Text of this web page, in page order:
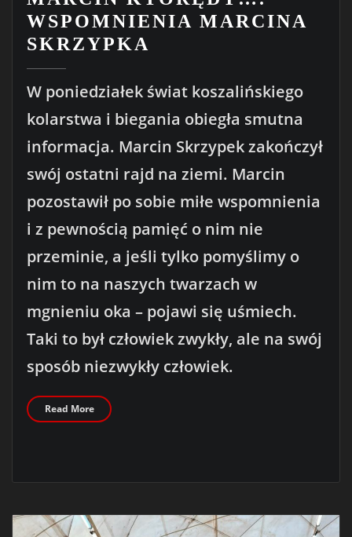
WSPOMNIENIA MARCINA
SKRZYPKA
W poniedziałek świat koszalińskiego
kolarstwa i biegania obiegła smutna
informacja. Marcin Skrzypek zakończył
swój ostatni rajd na ziemi. Marcin
pozostawił po sobie miłe wspomnienia
i z pewnością pamięć o nim nie
przeminie, a jeśli tylko pomyślimy o
nim to na naszych twarzach w
mgnieniu oka – pojawi się uśmiech.
Taki to był człowiek zwykły, ale na swój
sposób niezwykły człowiek.
Read More